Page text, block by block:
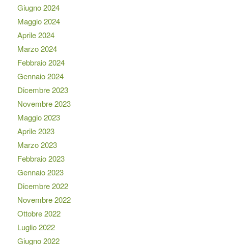
Giugno 2024
Maggio 2024
Aprile 2024
Marzo 2024
Febbraio 2024
Gennaio 2024
Dicembre 2023
Novembre 2023
Maggio 2023
Aprile 2023
Marzo 2023
Febbraio 2023
Gennaio 2023
Dicembre 2022
Novembre 2022
Ottobre 2022
Luglio 2022
Giugno 2022